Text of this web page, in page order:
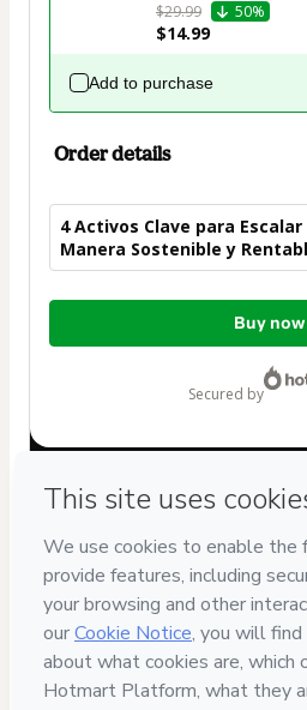
$29.99
50%
$14.99
Add to purchase
Order details
4 Activos Clave para Escalar
Manera Sostenible y
Total
Buy now
secured by
If you need to submit a request to
provide the code below:
CKTID-A96126053S1-
Was your information autofill in?
By clicking 'Buy Now' I declare that I
Sarmiento F.and has no